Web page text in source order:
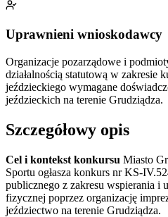
Uprawnieni wnioskodawcy
Organizacje pozarządowe i
działalnością statutową w zakresie
jeździeckiego wymagane
jeździeckich na terenie Grudziądza.
Szczegółowy opis
Cel i kontekst konkursu Miasto
Sportu ogłasza konkurs nr KS-
publicznego z zakresu wspierania i
fizycznej poprzez organizację
jeździectwo na terenie Grudziądza.